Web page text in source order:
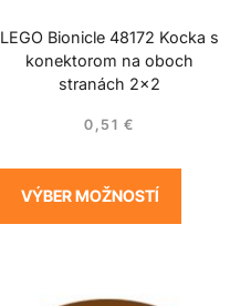
LEGO Bionicle 48172 Kocka s
konektorom na oboch
stranách 2×2
0,51 €
VÝBER MOŽNOSTÍ